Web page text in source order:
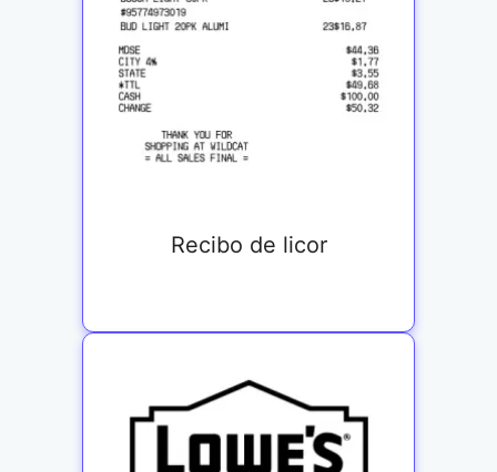
Recibo de licor